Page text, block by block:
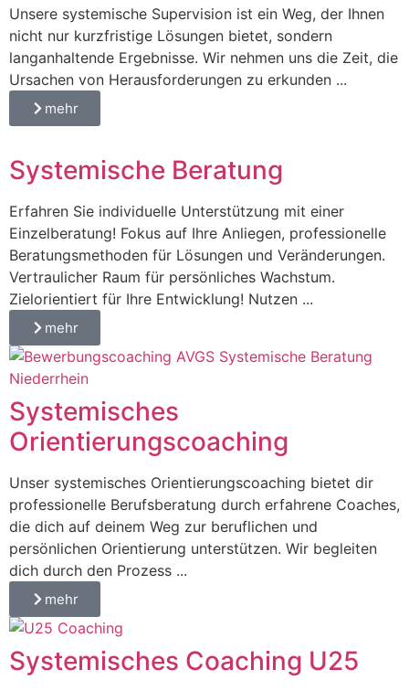
Unsere systemische Supervision ist ein Weg, der Ihnen
nicht nur kurzfristige Lösungen bietet, sondern
langanhaltende Ergebnisse. Wir nehmen uns die Zeit, die
Ursachen von Herausforderungen zu erkunden ...
mehr
Systemische Beratung
Erfahren Sie individuelle Unterstützung mit einer
Einzelberatung! Fokus auf Ihre Anliegen, professionelle
Beratungsmethoden für Lösungen und Veränderungen.
Vertraulicher Raum für persönliches Wachstum.
Zielorientiert für Ihre Entwicklung! Nutzen ...
mehr
Systemisches
Orientierungscoaching
Unser systemisches Orientierungscoaching bietet dir
professionelle Berufsberatung durch erfahrene Coaches,
die dich auf deinem Weg zur beruflichen und
persönlichen Orientierung unterstützen. Wir begleiten
dich durch den Prozess ...
mehr
Systemisches Coaching U25